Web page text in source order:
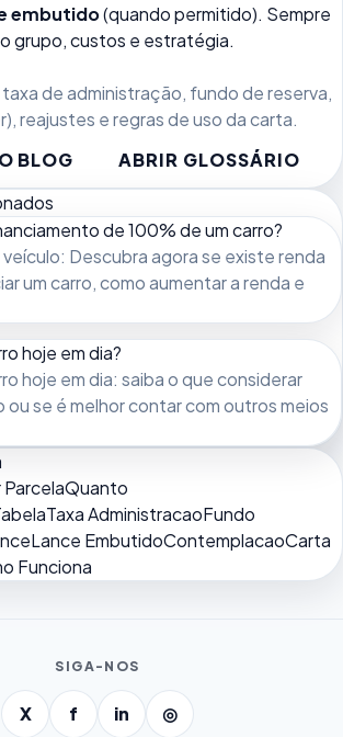
embutido(quando permitido). Sempre
grupo, custos e estratégia.
de administração, fundo de reserva,
reajustes e regras de uso da carta.
BLOG
ABRIR GLOSSÁRIO
de 100% de um carro?
Descubra agora se existe renda
um carro, como aumentar a renda e
hoje em dia?
hoje em dia: saiba o que considerar
ou se é melhor contar com outros meios
Quanto
Taxa AdministracaoFundo
Lance EmbutidoContemplacaoCarta
Funciona
SIGA-NOS
X f in ◎